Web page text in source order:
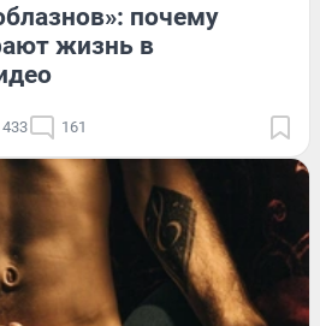
почему
жизнь в
433 161